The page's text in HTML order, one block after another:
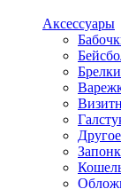
Аксессуары
Брелки
Другое